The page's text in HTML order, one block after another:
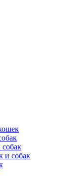
и собак